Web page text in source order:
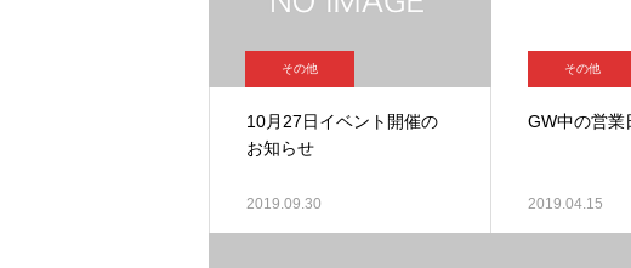
その他
10月27日イベント開催の
お知らせ
2019.09.30
その他
GW中の営業
2019.04.15